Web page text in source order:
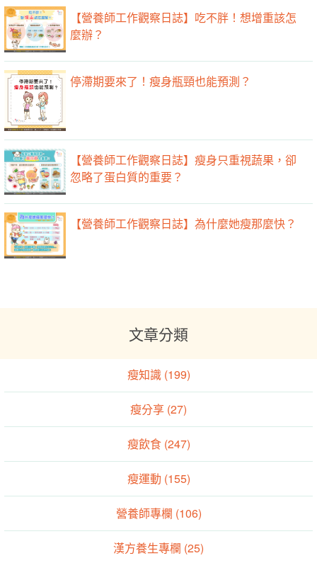
【營養師工作觀察日誌】吃不胖！想增重該怎
麼辦？
停滯期要來了！瘦身瓶頸也能預測？
【營養師工作觀察日誌】瘦身只重視蔬果，卻
忽略了蛋白質的重要？
【營養師工作觀察日誌】為什麼她瘦那麼快？
文章分類
瘦知識 (199)
瘦分享 (27)
瘦飲食 (247)
瘦運動 (155)
營養師專欄 (106)
漢方養生專欄 (25)